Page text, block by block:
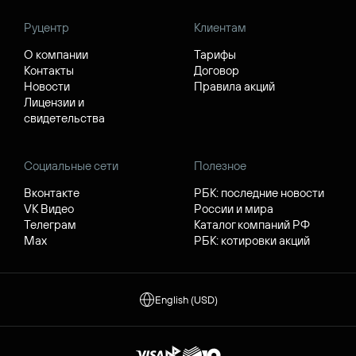
Руцентр
О компании
Контакты
Новости
Лицензии и
свидетельства
Клиентам
Тарифы
Договор
Правила акций
Социальные сети
Вконтакте
VK Видео
Телеграм
Max
Полезное
РБК: последние новости
России и мира
Каталог компаний РФ
РБК: котировки акций
English (USD)